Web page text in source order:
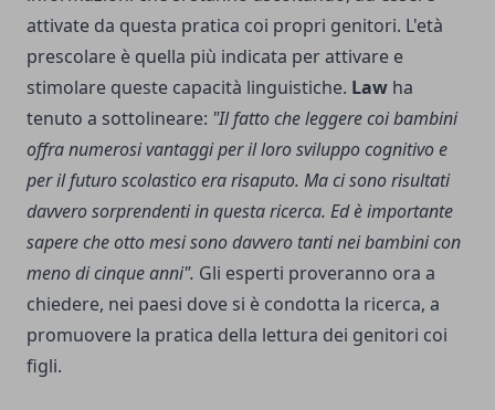
attivate da questa pratica coi propri genitori. L'età
prescolare è quella più indicata per attivare e
stimolare queste capacità linguistiche. Law ha
tenuto a sottolineare: "Il fatto che leggere coi bambini
offra numerosi vantaggi per il loro sviluppo cognitivo e
per il futuro scolastico era risaputo. Ma ci sono risultati
davvero sorprendenti in questa ricerca. Ed è importante
sapere che otto mesi sono davvero tanti nei bambini con
meno di cinque anni". Gli esperti proveranno ora a
chiedere, nei paesi dove si è condotta la ricerca, a
promuovere la pratica della lettura dei genitori coi
figli.